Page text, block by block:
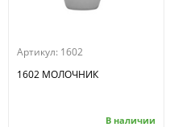
Артикул: 1602
1602 МОЛОЧНИК
В наличии